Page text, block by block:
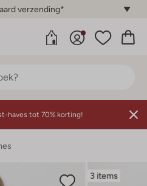
verzending*
haves tot 70% korting!
3 items